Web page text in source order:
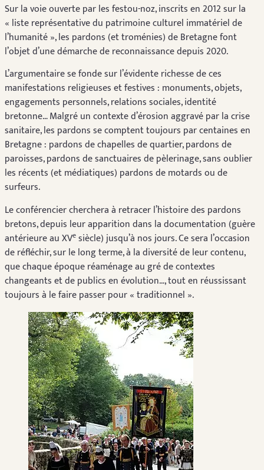
Sur la voie ouverte par les festou-noz, inscrits en 2012 sur la
« liste représentative du patrimoine culturel immatériel de
l’humanité », les pardons (et troménies) de Bretagne font
l’objet d’une démarche de reconnaissance depuis 2020.
L’argumentaire se fonde sur l’évidente richesse de ces
manifestations religieuses et festives : monuments, objets,
engagements personnels, relations sociales, identité
bretonne… Malgré un contexte d’érosion aggravé par la crise
sanitaire, les pardons se comptent toujours par centaines en
Bretagne : pardons de chapelles de quartier, pardons de
paroisses, pardons de sanctuaires de pèlerinage, sans oublier
les récents (et médiatiques) pardons de motards ou de
surfeurs.
Le conférencier cherchera à retracer l’histoire des pardons
bretons, depuis leur apparition dans la documentation (guère
antérieure au XVe siècle) jusqu’à nos jours. Ce sera l’occasion
de réfléchir, sur le long terme, à la diversité de leur contenu,
que chaque époque réaménage au gré de contextes
changeants et de publics en évolution…, tout en réussissant
toujours à le faire passer pour « traditionnel ».